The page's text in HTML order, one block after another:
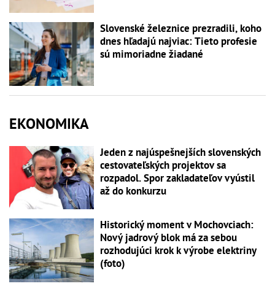
Slovenské železnice prezradili, koho
dnes hľadajú najviac: Tieto profesie
sú mimoriadne žiadané
EKONOMIKA
Jeden z najúspešnejších slovenských
cestovateľských projektov sa
rozpadol. Spor zakladateľov vyústil
až do konkurzu
Historický moment v Mochovciach:
Nový jadrový blok má za sebou
rozhodujúci krok k výrobe elektriny
(foto)